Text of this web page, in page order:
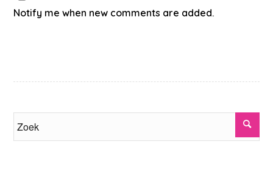
Notify me when new comments are added.